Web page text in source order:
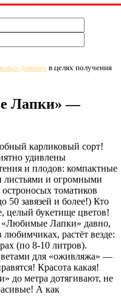
данных в целях получения
Лапки» —
карликовый сорт!
удивлены
и плодов: компактные
листьями и огромными
томатиков
50 завязей и более!) Кто
целый букетище цветов!
Лапки» давно,
растёт везде:
(по 8-10 литров).
для «оживляжа» —
Красота какая!
до метра дотягивают, не
А как